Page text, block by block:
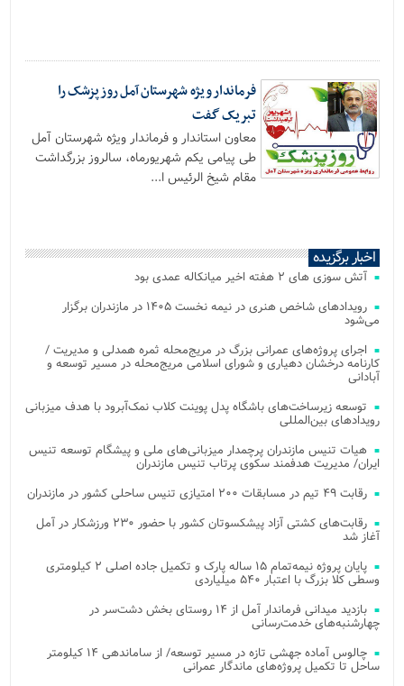
فرماندار ویژه شهرستان آمل روز پزشک را
تبریک گفت
معاون استاندار و فرماندار ویژه شهرستان آمل
طی پیامی یکم شهریورماه، سالروز بزرگداشت
مقام شیخ الرئیس ا...
اخبار برگزیده
آتش‌ سوزی‌ های ۲ هفته اخیر میانکاله عمدی بود
رویدادهای شاخص هنری در نیمه نخست ۱۴۰۵ در مازندران برگزار
می‌شود
اجرای پروژه‌های عمرانی بزرگ در مریج‌محله ثمره همدلی و مدیریت /
کارنامه درخشان دهیاری و شورای اسلامی مریج‌محله در مسیر توسعه و
آبادانی
توسعه زیرساخت‌های باشگاه پدل پوینت کلاب نمک‌آبرود با هدف میزبانی
رویدادهای بین‌المللی
هیات تنیس مازندران پرچمدار میزبانی‌های ملی و پیشگام توسعه تنیس
ایران/ مدیریت هدفمند سکوی پرتاب تنیس مازندران
رقابت ۴۹ تیم در مسابقات ۲۰۰ امتیازی تنیس ساحلی کشور در مازندران
رقابت‌های کشتی آزاد پیشکسوتان کشور با حضور ۲۳۰ ورزشکار در آمل
آغاز شد
پایان پروژه نیمه‌تمام ۱۵ ساله پارک و تکمیل جاده اصلی ۲ کیلومتری
وسطی کلا بزرگ با اعتبار ۵۴۰ میلیاردی
بازدید میدانی فرماندار آمل از ۱۴ روستای بخش دشت‌سر در
چهارشنبه‌های خدمت‌رسانی
چالوس آماده جهشی تازه در مسیر توسعه/ از ساماندهی ۱۴ کیلومتر
ساحل تا تکمیل پروژه‌های ماندگار عمرانی